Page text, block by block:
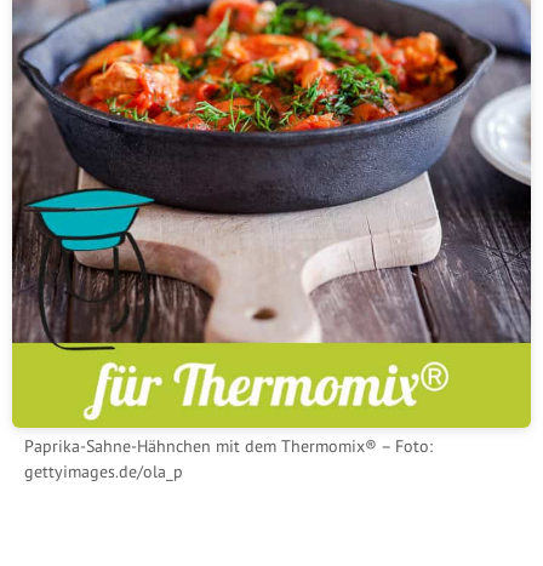
Paprika-Sahne-Hähnchen mit dem Thermomix® – Foto:
gettyimages.de/ola_p